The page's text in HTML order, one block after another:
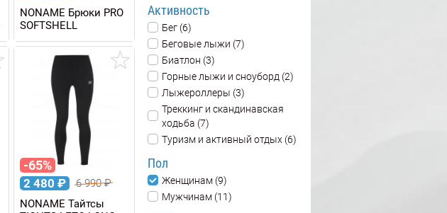
NONAME Брюки PRO
SOFTSHELL
-65%
2 480 ₽ 6 990₽
NONAME Тайтсы
Активность
Бег (6)
Беговые лыжи (7)
Биатлон (3)
Горные лыжи и сноуборд (2)
Лыжероллеры (3)
Треккинг и скандинавская
ходьба (7)
Туризм и активный отдых (6)
Пол
Женщинам (9)
Мужчинам (11)